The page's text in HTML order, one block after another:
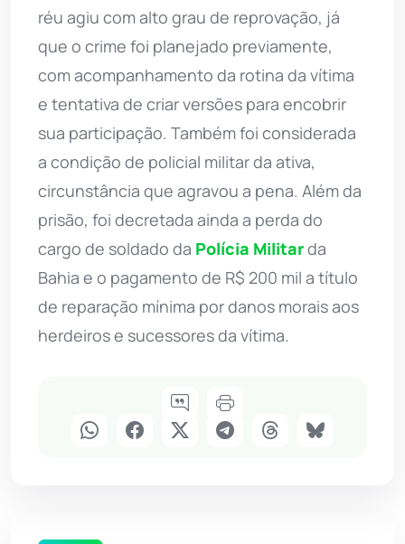
réu agiu com alto grau de reprovação, já
que o crime foi planejado previamente,
com acompanhamento da rotina da vítima
e tentativa de criar versões para encobrir
sua participação. Também foi considerada
a condição de policial militar da ativa,
circunstância que agravou a pena. Além da
prisão, foi decretada ainda a perda do
cargo de soldado da Polícia Militarda
Bahia e o pagamento de R$ 200 mil a título
de reparação mínima por danos morais aos
herdeiros e sucessores da vítima.